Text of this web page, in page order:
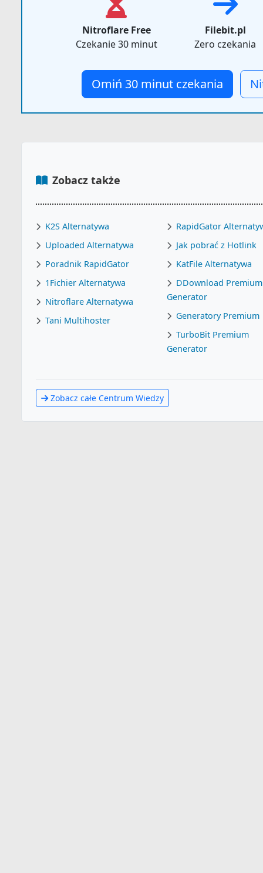
Nitroflare Free
Czekanie 30 minut
Filebit.pl
Zero czekania
Omiń 30 minut czekania
Zobacz także
K2S Alternatywa
Uploaded Alternatywa
Poradnik RapidGator
1Fichier Alternatywa
Nitroflare Alternatywa
Tani Multihoster
RapidGator
Jak pobrać z Hotlink
KatFile Alternatywa
DDownload Premium
Generator
Generatory Premium
TurboBit Premium
Generator
Zobacz całe Centrum Wiedzy